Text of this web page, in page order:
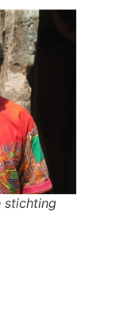
stichting